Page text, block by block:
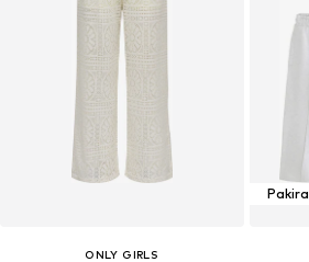
ONLY GIRLS